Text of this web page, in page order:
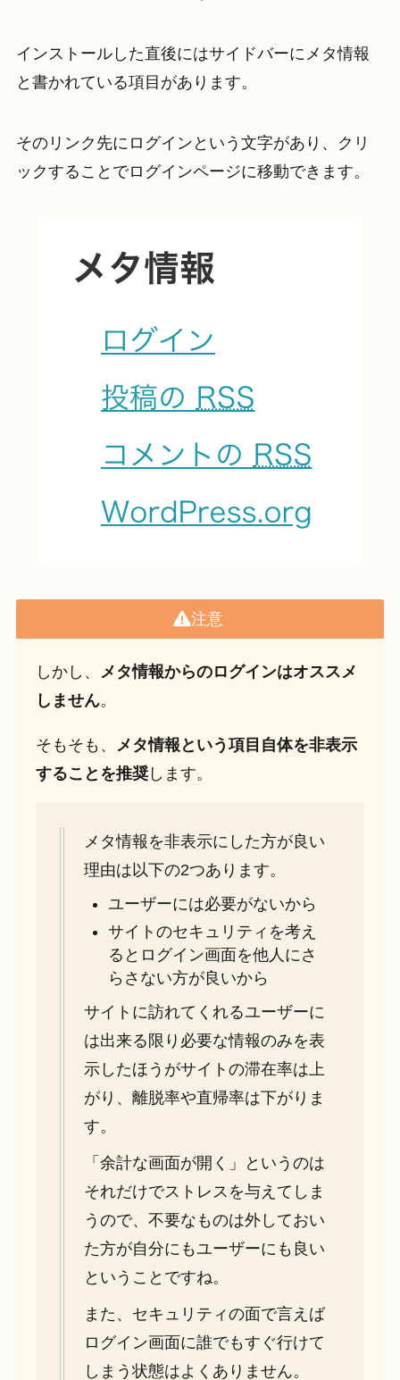
インストールした直後にはサイドバーにメタ情報
と書かれている項目があります。
そのリンク先にログインという文字があり、クリ
ックすることでログインページに移動できます。
注意
しかし、
メタ情報からのログインはオススメ
しません。
そもそも、
メタ情報という項目自体を非表示
することを推奨 します。
メタ情報を非表示にした方が良い
理由は以下の2つあります。
ユーザーには必要がないから
サイトのセキュリティを考え
るとログイン画面を他人にさ
らさない方が良いから
サイトに訪れてくれるユーザーに
は出来る限り必要な情報のみを表
示したほうがサイトの滞在率は上
がり、離脱率や直帰率は下がりま
す。
「余計な画面が開く」というのは
それだけでストレスを与えてしま
うので、不要なものは外しておい
た方が自分にもユーザーにも良い
ということですね。
また、セキュリティの面で言えば
ログイン画面に誰でもすぐ行けて
しまう状態はよくありません。